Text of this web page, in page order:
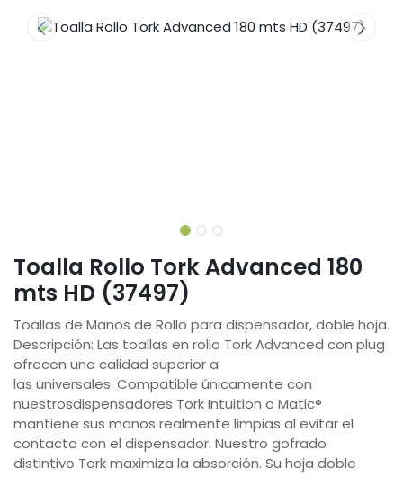
Toalla Rollo Tork Advanced 180
mts HD (37497)
Toallas de Manos de Rollo para dispensador, doble hoja.
Descripción: Las toallas en rollo Tork Advanced con plug
ofrecen una calidad superior a
las universales. Compatible únicamente con
nuestrosdispensadores Tork Intuition o Matic®
mantiene sus manos realmente limpias al evitar el
contacto con el dispensador. Nuestro gofrado
distintivo Tork maximiza la absorción. Su hoja doble